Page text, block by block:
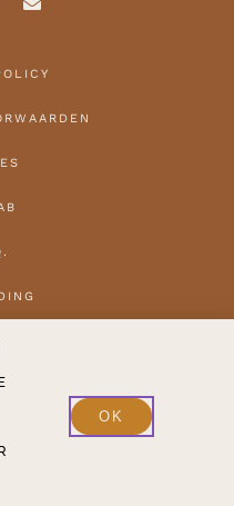
HANTLER V.O.F.
OK